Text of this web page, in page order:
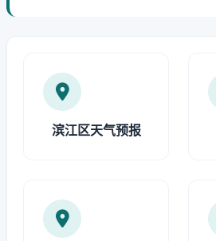
滨江区天气预报